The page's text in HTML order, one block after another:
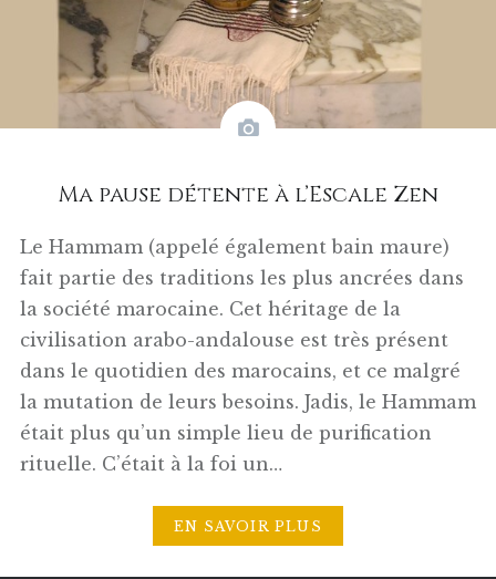
Ma pause détente à l’Escale Zen
Le Hammam (appelé également bain maure)
fait partie des traditions les plus ancrées dans
la société marocaine. Cet héritage de la
civilisation arabo-andalouse est très présent
dans le quotidien des marocains, et ce malgré
la mutation de leurs besoins. Jadis, le Hammam
était plus qu’un simple lieu de purification
rituelle. C’était à la foi un…
EN SAVOIR PLUS